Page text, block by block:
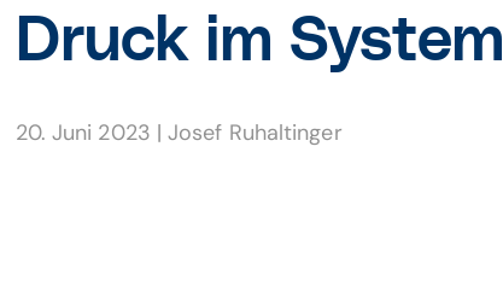
Druck im System
20. Juni 2023 |Josef Ruhaltinger